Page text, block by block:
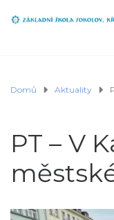
Domů Aktuality
PT – V